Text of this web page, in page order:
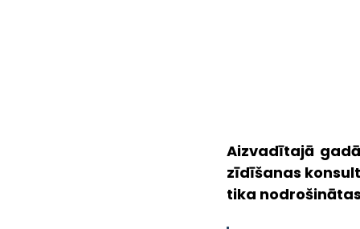
Aizvadītajā
zīdīšanas
tika